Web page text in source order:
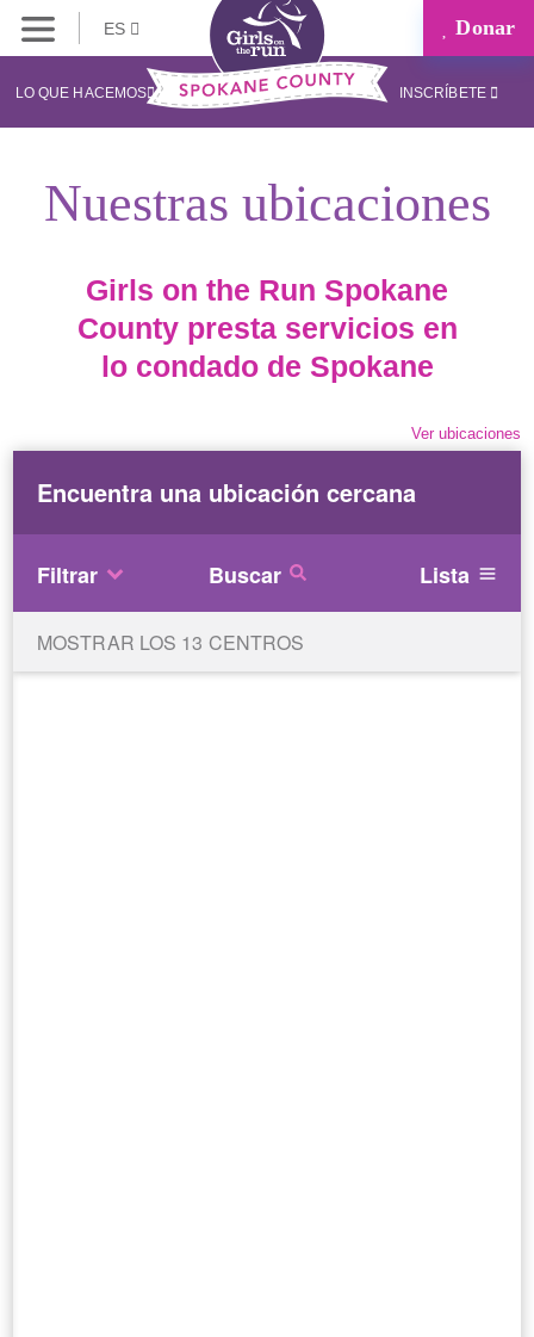
ES Donar
LO QUE HACEMOS INSCRÍBETE
Nuestras ubicaciones
Girls on the Run Spokane
County presta servicios en
lo condado de Spokane
Ver ubicaciones